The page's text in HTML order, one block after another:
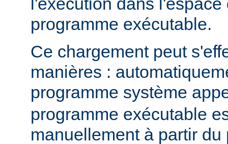
programme exécutable.
Ce chargement peut
manières :
programme système
programme exécutable
manuellement à partir du